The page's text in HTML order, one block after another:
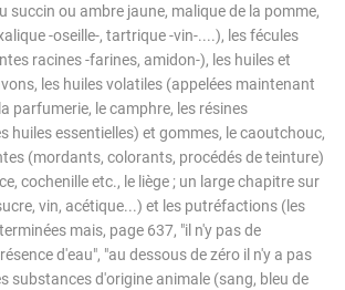
succin ou ambre jaune, malique de la pomme,
-oseille-, tartrique -vin-....), les fécules
racines -farines, amidon-), les huiles et
les huiles volatiles (appelées maintenant
parfumerie, le camphre, les résines
huiles essentielles) et gommes, le caoutchouc,
(mordants, colorants, procédés de teinture)
cochenille etc., le liège ; un large chapitre sur
vin, acétique...) et les putréfactions (les
mais, page 637, "il n'y pas de
d'eau", "au dessous de zéro il n'y a pas
substances d'origine animale (sang, bleu de